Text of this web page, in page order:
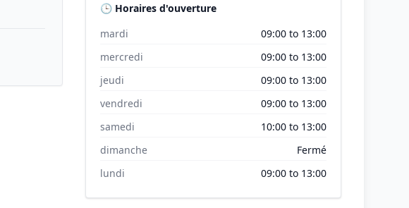
🕒 Horaires d'ouverture
mardi
09:00 to 13:00
mercredi
09:00 to 13:00
jeudi
09:00 to 13:00
vendredi
09:00 to 13:00
samedi
10:00 to 13:00
dimanche
Fermé
lundi
09:00 to 13:00